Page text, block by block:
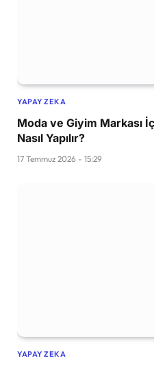
YAPAY ZEKA
Moda ve Giyim Markası
Nasıl Yapılır?
17 Temmuz 2026 - 15:29
YAPAY ZEKA